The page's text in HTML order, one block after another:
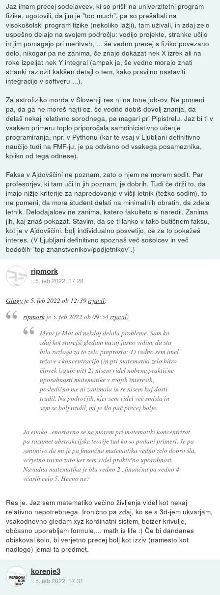
Jaz imam precej sodelavcev, ki so prišli na univerzitetni program
fizike, ugotovili, da jim je "too much", pa so prešaltali na
visokošolski program fizike (nekoliko lažji), tam uživali, in zdaj zelo
uspešno delajo na svojem področju: vodijo projekte, stranke učijo
in jim pomagajo pri meritvah, ... še vedno precej s fiziko povezano
delo, nikogar pa ne zanima, če znajo dokazat nek X izrek ali na
roke izpeljat nek Y integral (ampak ja, še vedno morajo znati
stranki razložit kakšen detajl o tem, kako pravilno nastaviti
integracijo v softveru ...).
Za astrofiziko morda v Sloveniji res ni na tone job-ov. Ne pomeni
pa, da ga ne moreš najti oz. še vedno dobiš dovolj znanja, da
delaš nekaj relativno sorodnega, pa magari pri Pipistrelu. Jaz bi ti v
vsakem primeru toplo priporočala samoiniciativno učenje
programiranja, npr. v Pythonu (kar te vsaj v Ljubljani definitivno
naučijo tudi na FMF-ju, je pa odvisno od vsakega posameznika,
koliko od tega odnese).
Faksa v Ajdovščini ne poznam, zato o njem ne morem sodit. Par
profesorjev, ki tam uči in jih poznam, je dobrih. Tudi če drži to, da
imajo nižje kriterije za napredovanje v višji letnik (težko sodim), to
ne pomeni, da mora študent delati na minimalnih obratih, da zdela
letnik. Delodajalcev ne zanima, katero fakulteto si naredil. Zanima
jih, kaj znaš pokazat. Stavim, da se ti lahko v tako butičnem faksu,
kot je v Ajdovščini, bolj individualno posvetijo, če za to pokažeš
interes. (V Ljubljani definitivno spoznaš več sošolcev in več
bodočih "top znanstvenikov/podjetnikov".)
ripmork
::5. feb 2022, 17:28
Glugy je5. feb 2022 ob 12:39izjavil:
ripmorkje5. feb 2022 ob 09:54izjavil:
Meni je Mat od nekdaj delala probleme. Sam ko
zdaj kot starejši gledam nazaj jasno vidim, da sta
bila razloga za to zelo preprosta: 1) vedno sem imel
težave s koncentracijo (in pri matematiki zelo hitro
človek izgubi nit) 2) nisem videl nobene praktične
uporabnosti matematike v svojih interesih,
posledično me ni zanimala in se nisem kaj dosti
trudil. Na področjih, kjer sem videl več smisla in
sem se bolj trudil, mi je šlo pač precej bolje.
Ja enako ..enostavno se ne morem pri matematiki koncentrirat
pa razumet abstrakcijske teorije tud ko so podani primeri. Je pa
zanimivo da mi je pa finančna matematika vedno zelo dobro šla,
verjetno ravno zato ker sem videl praktično uporabnost.
Navadna matematika je bla vedno 2 , finančna pa vedno 4
včasih celo 5. Hecno ne?
Res je. Jaz sem matematiko večino življenja videl kot nekaj
relativno nepotrebnega. Ironično pa zdaj, ko se s 3d-jem ukvarjam,
vsakodnevno gledam xyz kordinatni sistem, beizer krivulje,
občasno uporabljam formule,... math is life :) Če bi dandanes
obiskoval šolo, bi verjetno precej bolj kot izziv (namesto kot
nadlogo) jemal ta predmet.
korenje3
:: 5. feb 2022, 17:31